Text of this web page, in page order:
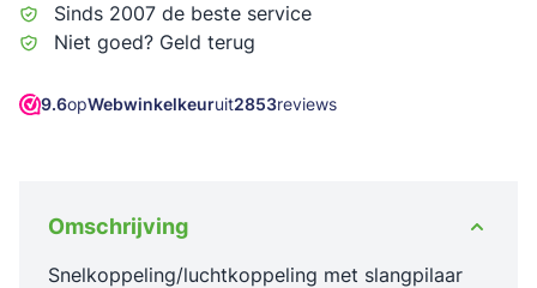
Sinds 2007 de beste service
Niet goed? Geld terug
9.6opWebwinkelkeuruit2853reviews
Omschrijving
Snelkoppeling/luchtkoppeling met slangpilaar